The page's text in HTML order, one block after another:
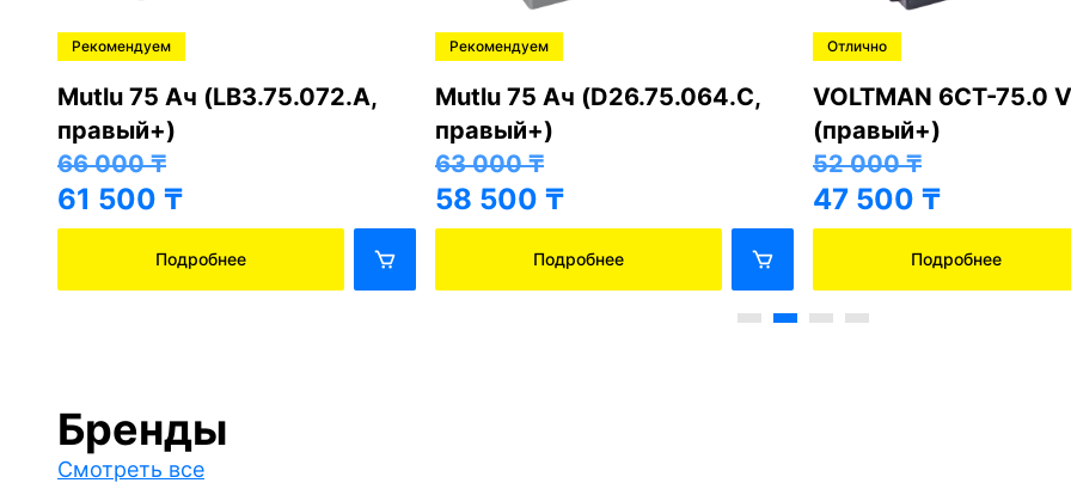
Рекомендуем
Mutlu 75 Ач (LB3.75.072.A,
правый+)
66 000₸
61 500 ₸
Подробнее
Рекомендуем
Mutlu 75 Ач (D26.75.064.C,
правый+)
63 000₸
58 500 ₸
Подробнее
Отлично
VOLTMAN 6CT-75.0
(правый+)
52 000₸
47 500 ₸
Подробнее
Бренды
Смотреть все